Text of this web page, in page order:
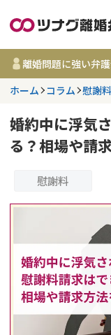
離婚問題に強い弁
ホーム コラム 慰謝料
婚約中に浮気
る？相場や請
慰謝料